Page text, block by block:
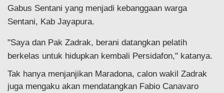
Gabus Sentani yang menjadi kebanggaan warga
Sentani, Kab Jayapura.
"Saya dan Pak Zadrak, berani datangkan pelatih
berkelas untuk hidupkan kembali Persidafon," katanya.
Tak hanya menjanjikan Maradona, calon wakil Zadrak
juga mengaku akan mendatangkan Fabio Canavaro